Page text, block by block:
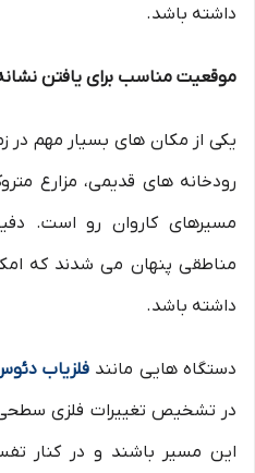
داشته باشد.
موقعیت مناسب برای یافتن
یکی از مکان های بسیار مهم
رودخانه های قدیمی، مزارع
مسیرهای کاروان رو است.
مناطقی پنهان می شدند که
داشته باشد.
دستگاه هایی مانند فلزیاب
در تشخیص تغییرات فلزی
این مسیر باشند و در کنار